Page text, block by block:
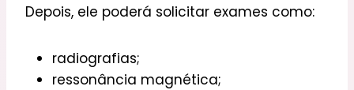
Depois, ele poderá solicitar exames como:
radiografias;
ressonância magnética;